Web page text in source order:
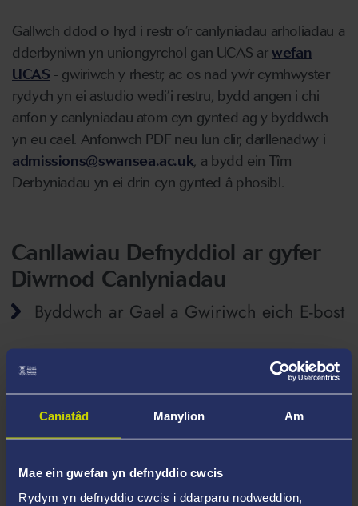
Caniatâd Manylion Am
Mae ein gwefan yn defnyddio cwcis
Rydym yn defnyddio cwcis i ddarparu nodweddion,
Gallwch ddod o hyd i restr o’r canlyniadau arholiadau a
dderbyniwn yn uniongyrchol gan UCAS arwefan
UCAS - gwiriwch y rhestr, ac os nad yw’r cymhwyster
rydych yn ei astudio wedi’i restru, bydd angen i chi
anfon y canlyniadau atom cyn gynted ag y byddwch
yn eu cael. Anfonwch PDF neu lun clir, darllenadwy i
admissions@swansea.ac.uk, a bydd ein Tîm
Derbyniadau yn ei drin cyn gynted â phosibl.
Canllawiau Defnyddiol ar gyfer
Diwrnod Canlyniadau
Byddwch ar Gael a Gwiriwch eich E-bost
Gwiriwch Statws eich Cais
Os Byddwch yn Bodloni Telerau Eich
Cynnig Amodol